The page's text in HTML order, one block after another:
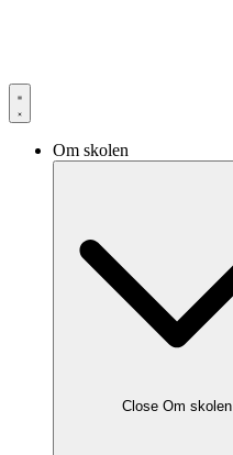
Om skolen
Close Om skolen